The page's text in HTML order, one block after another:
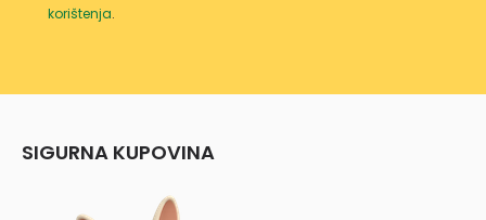
korištenja.
SIGURNA KUPOVINA